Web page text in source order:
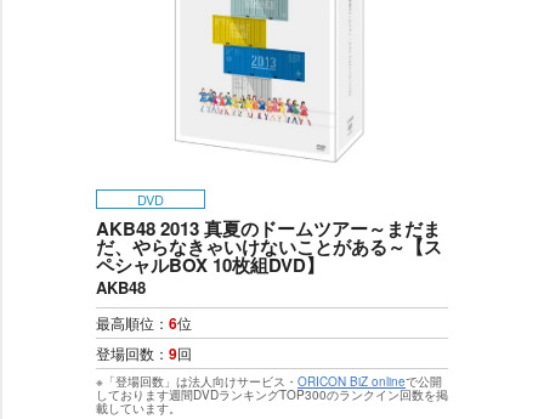
DVD
AKB48 2013 真夏のドームツアー～まだま
だ、やらなきゃいけないことがある～【ス
ペシャルBOX 10枚組DVD】
AKB48
最高順位： 6位
登場回数： 9回
※「登場回数」は法人向けサービス・ ORICON BiZ onlineで公開
しております週間DVDランキングTOP300のランクイン回数を掲
載しています。